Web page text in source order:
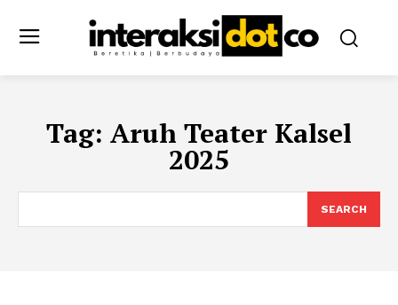
Tag: Aruh Teater Kalsel
2025
SEARCH